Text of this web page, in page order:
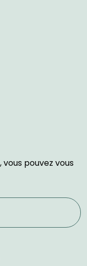
pouvez vous